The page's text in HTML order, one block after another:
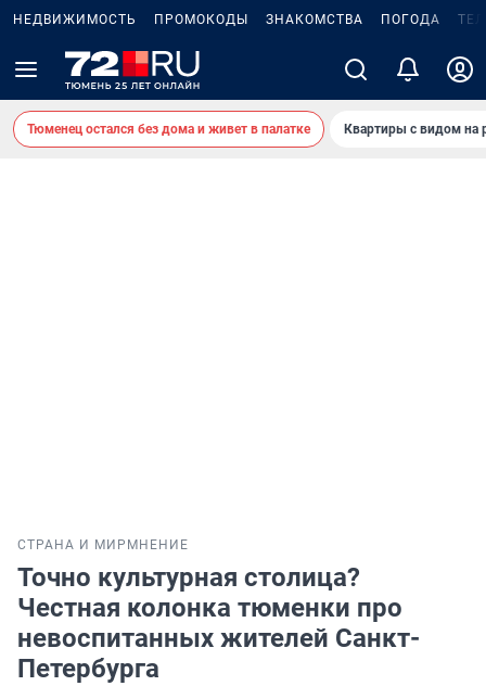
НЕДВИЖИМОСТЬ ПРОМОКОДЫ ЗНАКОМСТВА ПОГОДА
Тюменец остался без дома и живет в палатке Квартиры с видом на
СТРАНА И МИР МНЕНИЕ
Точно культурная столица?
Честная колонка тюменки про
невоспитанных жителей Санкт-
Петербурга